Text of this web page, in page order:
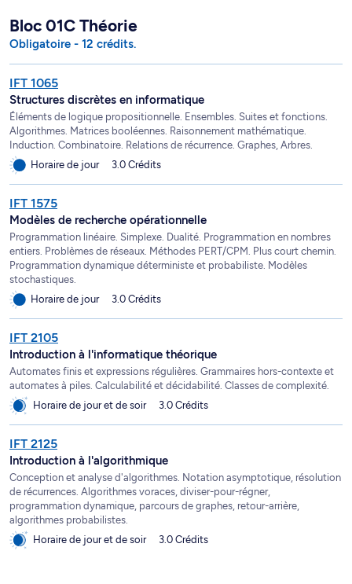
Bloc 01C Théorie
Obligatoire - 12 crédits.
IFT 1065
Structures discrètes en informatique
Éléments de logique propositionnelle. Ensembles. Suites et fonctions.
Algorithmes. Matrices booléennes. Raisonnement mathématique.
Induction. Combinatoire. Relations de récurrence. Graphes, Arbres.
Horaire de jour
3.0 Crédits
IFT 1575
Modèles de recherche opérationnelle
Programmation linéaire. Simplexe. Dualité. Programmation en nombres
entiers. Problèmes de réseaux. Méthodes PERT/CPM. Plus court chemin.
Programmation dynamique déterministe et probabiliste. Modèles
stochastiques.
Horaire de jour
3.0 Crédits
IFT 2105
Introduction à l'informatique théorique
Automates finis et expressions régulières. Grammaires hors-contexte et
automates à piles. Calculabilité et décidabilité. Classes de complexité.
Horaire de jour et de soir
3.0 Crédits
IFT 2125
Introduction à l'algorithmique
Conception et analyse d'algorithmes. Notation asymptotique, résolution
de récurrences. Algorithmes voraces, diviser-pour-régner,
programmation dynamique, parcours de graphes, retour-arrière,
algorithmes probabilistes.
Horaire de jour et de soir
3.0 Crédits